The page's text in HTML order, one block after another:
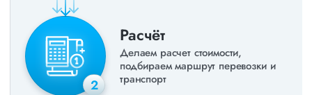
2
Расчёт
Делаем расчет стоимости,
подбираем маршрут перевозки и
транспорт